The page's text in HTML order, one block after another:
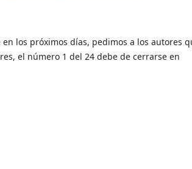
los próximos días, pedimos a los autores
el número 1 del 24 debe de cerrarse en